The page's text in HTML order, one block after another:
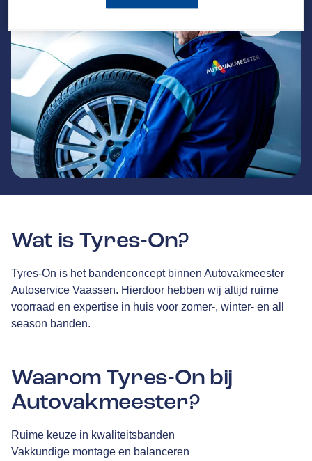
Wat is Tyres-On?
Tyres-On is het bandenconcept binnen Autovakmeester
Autoservice Vaassen. Hierdoor hebben wij altijd ruime
voorraad en expertise in huis voor zomer-, winter- en all
season banden.
Waarom Tyres-On bij
Autovakmeester?
Ruime keuze in kwaliteitsbanden
Vakkundige montage en balanceren